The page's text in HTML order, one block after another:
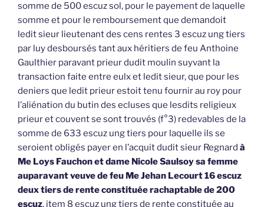
somme de 500 escuz sol, pour le payement de laquelle
somme et pour le remboursement que demandoit
ledit sieur lieutenant des cens rentes 3 escuz ung tiers
par luy desboursés tant aux héritiers de feu Anthoine
Gaulthier paravant prieur dudit moulin suyvant la
transaction faite entre eulx et ledit sieur, que pour les
deniers que ledit prieur estoit tenu fournir au roy pour
l’aliénation du butin des ecluses que lesdits religieux
prieur et couvent se sont trouvés (f°3) redevables de la
somme de 633 escuz ung tiers pour laquelle ils se
seroient obligés payer en l’acquit dudit sieur Regnard à
Me Loys Fauchon et dame Nicole Saulsoy sa femme
auparavant veuve de feu Me Jehan Lecourt 16 escuz
deux tiers de rente constituée rachaptable de 200
escuz, item 8 escuz ung tiers de rente constituée au